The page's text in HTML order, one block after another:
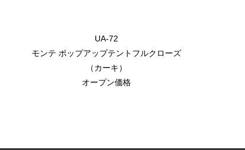
UA-72
モンテ ポップアップテントフルクローズ
（カーキ）
オープン価格